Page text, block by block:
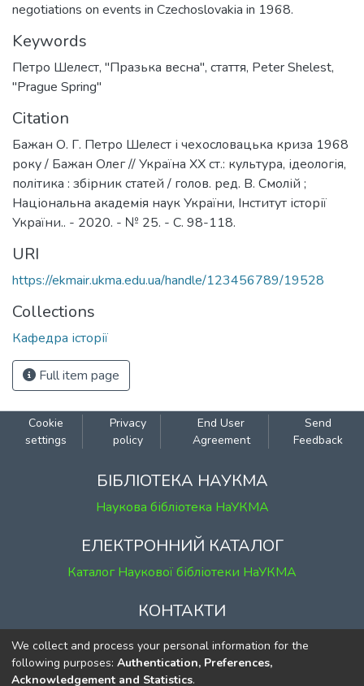
negotiations on events in Czechoslovakia in 1968.
Keywords
Петро Шелест, "Празька весна", стаття, Peter Shelest,
"Prague Spring"
Citation
Бажан О. Г. Петро Шелест і чехословацька криза 1968
року / Бажан Олег // Україна XX ст.: культура, ідеологія,
політика : збірник статей / голов. ред. В. Смолій ;
Національна академія наук України, Інститут історії
України.. - 2020. - № 25. - С. 98-118.
URI
https://ekmair.ukma.edu.ua/handle/123456789/19528
Collections
Кафедра історії
Full item page
Cookie
settings
Privacy
policy
End User
Agreement
Send
Feedback
БІБЛІОТЕКА НАУКМА
Наукова бібліотека НаУКМА
ЕЛЕКТРОННИЙ КАТАЛОГ
Каталог Наукової бібліотеки НаУКМА
КОНТАКТИ
м. Київ, вул. Григорія Сковороди, 2
к. 1, к. 120
We collect and process your personal information for the
following purposes: Authentication, Preferences,
Acknowledgement and Statistics.